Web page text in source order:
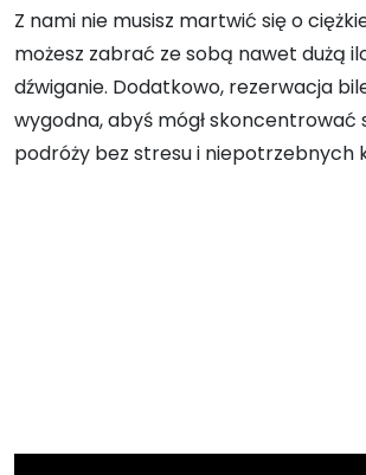
Z nami nie musisz martwić się o
możesz zabrać ze sobą nawet dużą
dźwiganie. Dodatkowo, rezerwacja
wygodna, abyś mógł skoncentrować
podróży bez stresu i niepotrzebnych